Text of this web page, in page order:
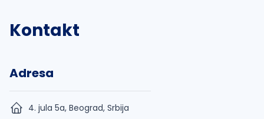
Kontakt
Adresa
4. jula 5a, Beograd, Srbija